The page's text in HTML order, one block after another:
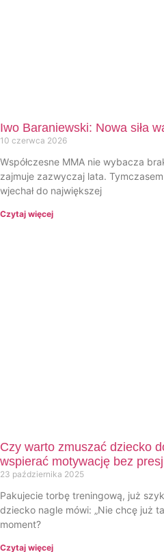
Iwo Baraniewski: Nowa siła
10 czerwca 2026
Współczesne MMA nie wybacza
zajmuje zazwyczaj lata.
wjechał do największej
Czytaj więcej
Czy warto zmuszać dziecko
wspierać motywację bez
23 października 2025
Pakujecie torbę treningową, już
dziecko nagle mówi: „Nie chcę już
moment?
Czytaj więcej